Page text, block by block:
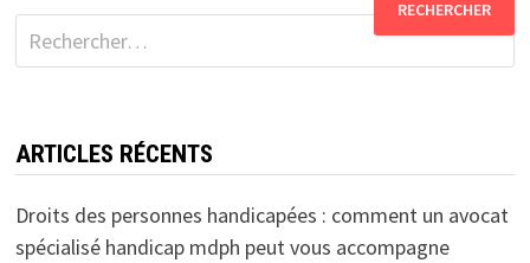
ARTICLES RÉCENTS
Droits des personnes handicapées : comment un avocat
spécialisé handicap mdph peut vous accompagne